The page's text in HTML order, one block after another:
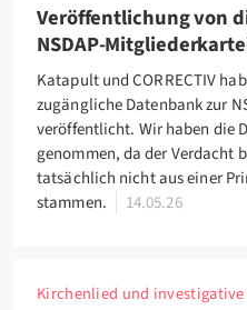
Veröffentlichung von
NSDAP-
Katapult und CORRECTIV
zugängliche Datenbank zur
veröffentlicht. Wir haben die
genommen, da der Verdacht
tatsächlich nicht aus einer
stammen.
14.05.26
Kirchenlied und investigative